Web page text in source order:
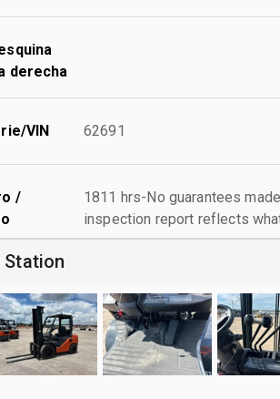
derecha
VIN 62691
/
1811 hrs-No guarantees
inspection report reflects
Station